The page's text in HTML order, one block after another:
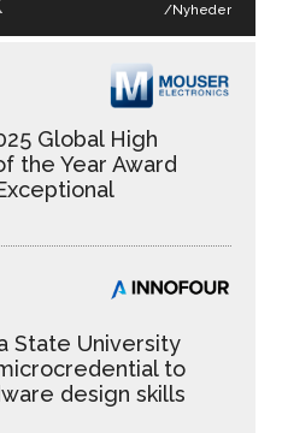
/Nyheder
Global High
the Year Award
State University
to
design skills